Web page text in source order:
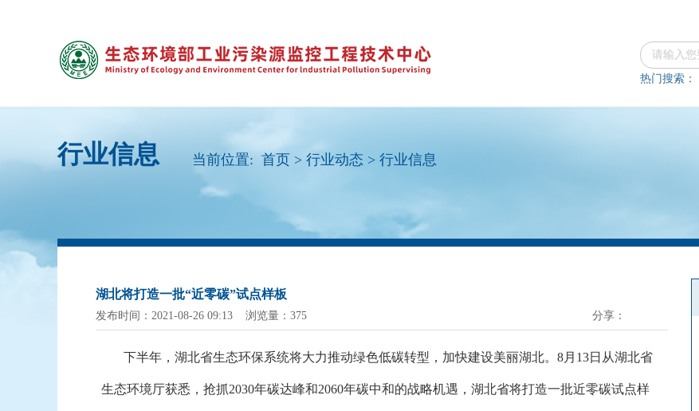
热门搜索：
行业信息 当前位置: 首页 > 行业动态 > 行业信息
湖北将打造一批“近零碳”试点样板
发布时间：2021-08-26 09:13 浏览量：375 分享：
下半年，湖北省生态环保系统将大力推动绿色低碳转型，加快建设美丽湖北。 8月13日从湖北省
生态环境厅获悉，抢抓2030年碳达峰和2060年碳中和的战略机遇，湖北省将打造一批近零碳试点样